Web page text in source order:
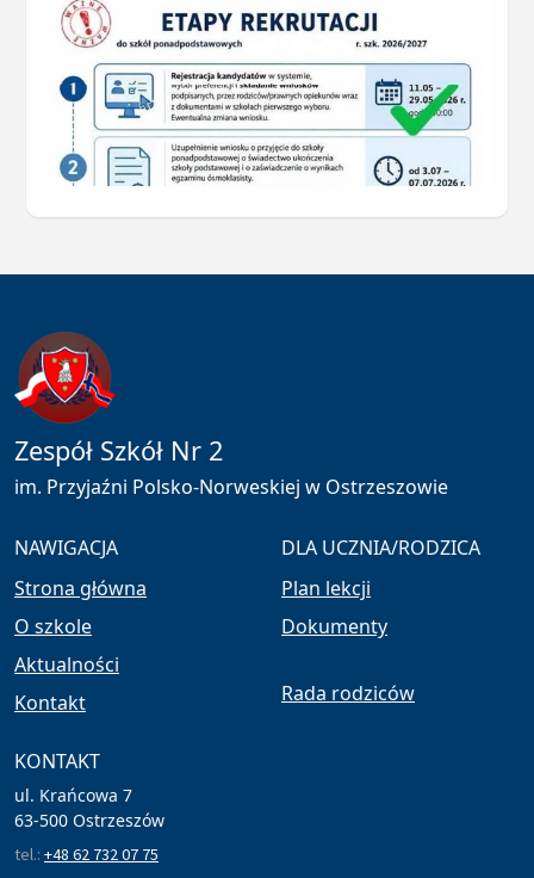
Powiększ zdjęcie
Zespół Szkół Nr 2
im. Przyjaźni Polsko-Norweskiej w Ostrzeszowie
NAWIGACJA
Strona główna
O szkole
Aktualności
Kontakt
DLA UCZNIA/RODZICA
Plan lekcji
Dokumenty
Rada rodziców
KONTAKT
ul. Krańcowa 7
63-500 Ostrzeszów
tel.: +48 62 732 07 75